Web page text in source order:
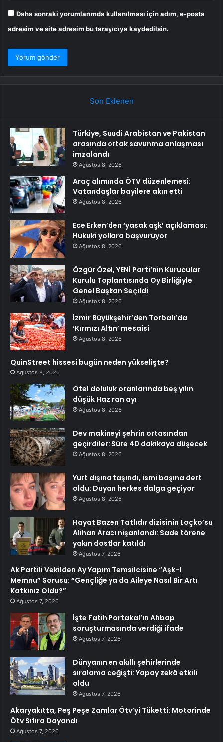
Daha sonraki yorumlarımda kullanılması için adım, e-posta
adresim ve site adresim bu tarayıcıya kaydedilsin.
Son Eklenen
Türkiye, Suudi Arabistan ve Pakistan
arasında ortak savunma anlaşması
imzalandı
Ağustos 8, 2026
Araç alımında ÖTV düzenlemesi:
Vatandaşlar bayilere akın etti
Ağustos 8, 2026
Ece Erken’den ‘yasak aşk’ açıklaması:
Hukuki yollara başvuruyor
Ağustos 8, 2026
Özgür Özel, YENİ Parti’nin Kurucular
Kurulu Toplantısında Oy Birliğiyle
Genel Başkan Seçildi
Ağustos 8, 2026
İzmir Büyükşehir’den Torbalı’da
‘Kırmızı Altın’ mesaisi
Ağustos 8, 2026
QuinStreet hissesi bugün neden yükselişte?
Ağustos 8, 2026
Otel doluluk oranlarında beş yılın
düşük Haziran ayı
Ağustos 8, 2026
Dev makineyi şehrin ortasından
geçirdiler: Süre 40 dakikaya düşecek
Ağustos 8, 2026
Yurt dışına taşındı, ismi başına dert
oldu: Duyan herkes dalga geçiyor
Ağustos 8, 2026
Hayat Bazen Tatlıdır dizisinin Loçko’su
Alihan Aracı nişanlandı: Sade törene
yakın dostlar katıldı
Ağustos 7, 2026
Ak Partili Vekilden Ay Yapım Temsilcisine “Aşk-I
Memnu” Sorusu: “Gençliğe ya da Aileye Nasıl Bir Artı
Katkınız Oldu?”
Ağustos 7, 2026
İşte Fatih Portakal’ın Ahbap
soruşturmasında verdiği ifade
Ağustos 7, 2026
Dünyanın en akıllı şehirlerinde
sıralama değişti: Yapay zekâ etkili
oldu
Ağustos 7, 2026
Akaryakıtta, Peş Peşe Zamlar Ötv’yi Tüketti: Motorinde
Ötv Sıfıra Dayandı
Ağustos 7, 2026